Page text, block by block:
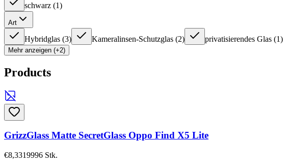
schwarz (1)
Art
Hybridglas (3) Kameralinsen-Schutzglas (2) privatisierendes Glas (1)
Mehr anzeigen (+2)
Products
GrizzGlass Matte SecretGlass Oppo Find X5 Lite
€8,3319996 Stk.